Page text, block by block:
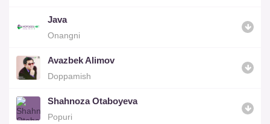
Java
Onangni
Avazbek Alimov
Doppamish
Shahnoza Otaboyeva
Popuri